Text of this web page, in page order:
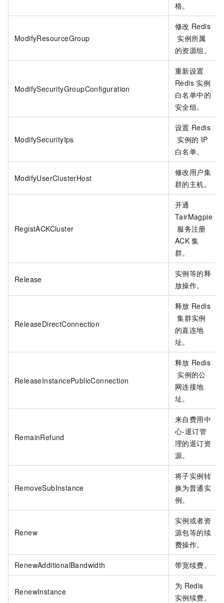
格。
ModifyResourceGroup
修改 Redis
实例所属
的资源组。
ModifySecurityGroupConfiguration
重新设置
Redis 实例
白名单中的
安全组。
ModifySecurityIps
设置 Redis
实例的 IP
白名单。
ModifyUserClusterHost
修改用户集
群的主机。
RegistACKCluster
开通
TairMagpie
服务注册
ACK 集
群。
Release
实例等的释
放操作。
ReleaseDirectConnection
释放 Redis
集群实例
的直连地
址。
ReleaseInstancePublicConnection
释放 Redis
实例的公
网连接地
址。
RemainRefund
来自费用中
心-退订管
理的退订资
源。
RemoveSubInstance
将子实例转
换为普通实
例。
Renew
实例或者资
源包等的续
费操作。
RenewAdditionalBandwidth 带宽续费。
RenewInstance
为 Redis
实例续费。